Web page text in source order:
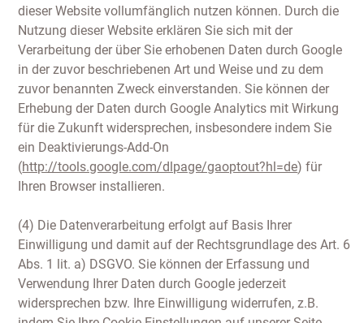
dieser Website vollumfänglich nutzen können. Durch die
Nutzung dieser Website erklären Sie sich mit der
Verarbeitung der über Sie erhobenen Daten durch Google
in der zuvor beschriebenen Art und Weise und zu dem
zuvor benannten Zweck einverstanden. Sie können der
Erhebung der Daten durch Google Analytics mit Wirkung
für die Zukunft widersprechen, insbesondere indem Sie
ein Deaktivierungs-Add-On
(http://tools.google.com/dlpage/gaoptout?hl=de) für
Ihren Browser installieren.
(4) Die Datenverarbeitung erfolgt auf Basis Ihrer
Einwilligung und damit auf der Rechtsgrundlage des Art. 6
Abs. 1 lit. a) DSGVO. Sie können der Erfassung und
Verwendung Ihrer Daten durch Google jederzeit
widersprechen bzw. Ihre Einwilligung widerrufen, z.B.